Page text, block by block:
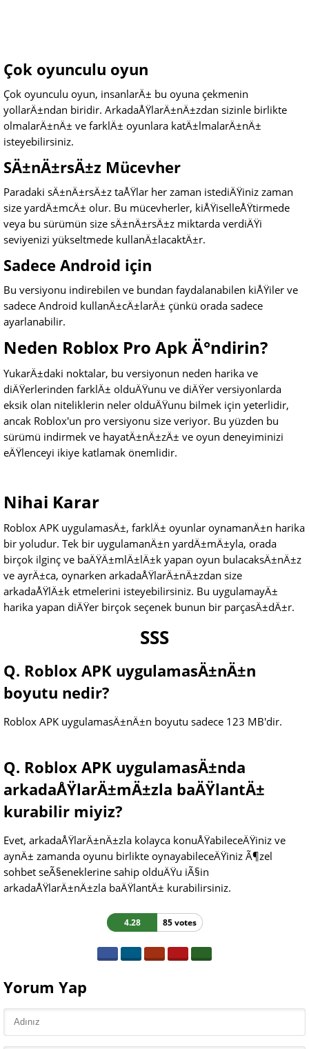
Çok oyunculu oyun
Çok oyunculu oyun, insanlarÄ± bu oyuna çekmenin
yollarÄ±ndan biridir. ArkadaÅŸlarÄ±nÄ±zdan sizinle birlikte
olmalarÄ±nÄ± ve farklÄ± oyunlara katÄ±lmalarÄ±nÄ±
isteyebilirsiniz.
SÄ±nÄ±rsÄ±z Mücevher
Paradaki sÄ±nÄ±rsÄ±z taÅŸlar her zaman istediÄŸiniz zaman
size yardÄ±mcÄ± olur. Bu mücevherler, kiÅŸiselleÅŸtirmede
veya bu sürümün size sÄ±nÄ±rsÄ±z miktarda verdiÄŸi
seviyenizi yükseltmede kullanÄ±lacaktÄ±r.
Sadece Android için
Bu versiyonu indirebilen ve bundan faydalanabilen kiÅŸiler ve
sadece Android kullanÄ±cÄ±larÄ± çünkü orada sadece
ayarlanabilir.
Neden Roblox Pro Apk Ä°ndirin?
YukarÄ±daki noktalar, bu versiyonun neden harika ve
diÄŸerlerinden farklÄ± olduÄŸunu ve diÄŸer versiyonlarda
eksik olan niteliklerin neler olduÄŸunu bilmek için yeterlidir,
ancak Roblox'un pro versiyonu size veriyor. Bu yüzden bu
sürümü indirmek ve hayatÄ±nÄ±zÄ± ve oyun deneyiminizi
eÄŸlenceyi ikiye katlamak önemlidir.
Nihai Karar
Roblox APK uygulamasÄ±, farklÄ± oyunlar oynamanÄ±n harika
bir yoludur. Tek bir uygulamanÄ±n yardÄ±mÄ±yla, orada
birçok ilginç ve baÄŸÄ±mlÄ±lÄ±k yapan oyun bulacaksÄ±nÄ±z
ve ayrÄ±ca, oynarken arkadaÅŸlarÄ±nÄ±zdan size
arkadaÅŸlÄ±k etmelerini isteyebilirsiniz. Bu uygulamayÄ±
harika yapan diÄŸer birçok seçenek bunun bir parçasÄ±dÄ±r.
SSS
Q. Roblox APK uygulamasÄ±nÄ±n
boyutu nedir?
Roblox APK uygulamasÄ±nÄ±n boyutu sadece 123 MB'dir.
Q. Roblox APK uygulamasÄ±nda
arkadaÅŸlarÄ±mÄ±zla baÄŸlantÄ±
kurabilir miyiz?
Evet, arkadaÅŸlarÄ±nÄ±zla kolayca konuÅŸabileceÄŸiniz ve
aynÄ± zamanda oyunu birlikte oynayabileceÄŸiniz Ã¶zel
sohbet seÃ§eneklerine sahip olduÄŸu iÃ§in
arkadaÅŸlarÄ±nÄ±zla baÄŸlantÄ± kurabilirsiniz.
4.28 85 votes
Yorum Yap